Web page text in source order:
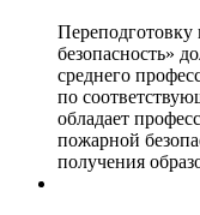
безопасность»
среднего
по
обладает
пожарной
получения